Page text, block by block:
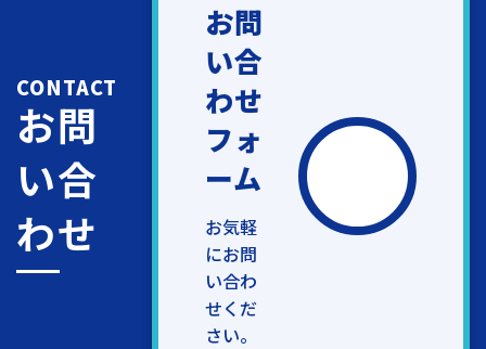
CONTACT
お問
い合
わせ
お問
い合
わせ
フォ
ーム
お気軽
にお問
い合わ
せくだ
さい。